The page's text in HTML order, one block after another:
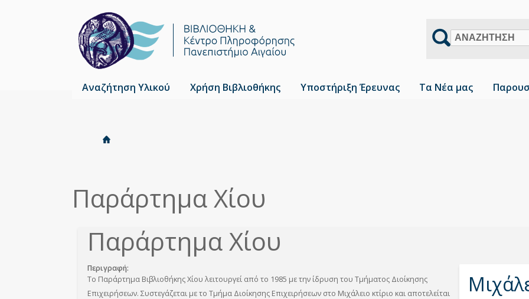
Αναζήτηση
Αναζήτηση Υλικού Χρήση Βιβλιοθήκης Υποστήριξη Έρευνας Τα Νέα μας
Breadcrumbs
Είστε
Αρχική
Παράρτημα Χίου
Παράρτημα Χίου
Περιγραφή
Το Παράρτημα Βιβλιοθήκης Χίου λειτουργεί από το 1985 με την ίδρυση του Τμήματος Διοίκησης
Επιχειρήσεων. Συστεγάζεται με το Τμήμα Διοίκησης Επιχειρήσεων στο Μιχάλειο κτίριο και αποτελείται